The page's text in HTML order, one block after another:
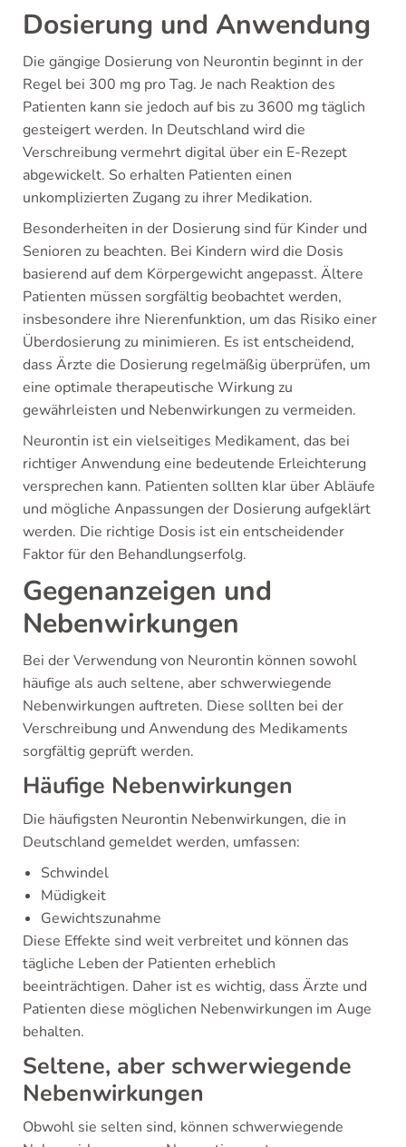
Dosierung und Anwendung
Die gängige Dosierung von Neurontin beginnt in der
Regel bei 300 mg pro Tag. Je nach Reaktion des
Patienten kann sie jedoch auf bis zu 3600 mg täglich
gesteigert werden. In Deutschland wird die
Verschreibung vermehrt digital über ein E-Rezept
abgewickelt. So erhalten Patienten einen
unkomplizierten Zugang zu ihrer Medikation.
Besonderheiten in der Dosierung sind für Kinder und
Senioren zu beachten. Bei Kindern wird die Dosis
basierend auf dem Körpergewicht angepasst. Ältere
Patienten müssen sorgfältig beobachtet werden,
insbesondere ihre Nierenfunktion, um das Risiko einer
Überdosierung zu minimieren. Es ist entscheidend,
dass Ärzte die Dosierung regelmäßig überprüfen, um
eine optimale therapeutische Wirkung zu
gewährleisten und Nebenwirkungen zu vermeiden.
Neurontin ist ein vielseitiges Medikament, das bei
richtiger Anwendung eine bedeutende Erleichterung
versprechen kann. Patienten sollten klar über Abläufe
und mögliche Anpassungen der Dosierung aufgeklärt
werden. Die richtige Dosis ist ein entscheidender
Faktor für den Behandlungserfolg.
Gegenanzeigen und
Nebenwirkungen
Bei der Verwendung von Neurontin können sowohl
häufige als auch seltene, aber schwerwiegende
Nebenwirkungen auftreten. Diese sollten bei der
Verschreibung und Anwendung des Medikaments
sorgfältig geprüft werden.
Häufige Nebenwirkungen
Die häufigsten Neurontin Nebenwirkungen, die in
Deutschland gemeldet werden, umfassen:
Schwindel
Müdigkeit
Gewichtszunahme
Diese Effekte sind weit verbreitet und können das
tägliche Leben der Patienten erheblich
beeinträchtigen. Daher ist es wichtig, dass Ärzte und
Patienten diese möglichen Nebenwirkungen im Auge
behalten.
Seltene, aber schwerwiegende
Nebenwirkungen
Obwohl sie selten sind, können schwerwiegende